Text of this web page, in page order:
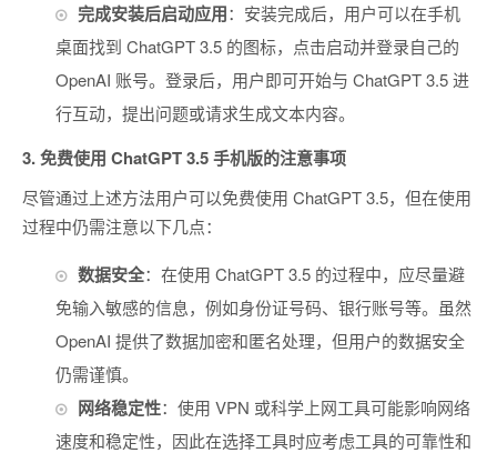
完成安装后启动应用：安装完成后，用户可以在手机
桌面找到 ChatGPT 3.5 的图标，点击启动并登录自己的
OpenAI 账号。登录后，用户即可开始与 ChatGPT 3.5 进
行互动，提出问题或请求生成文本内容。
3.免费使用 ChatGPT 3.5 手机版的注意事项
尽管通过上述方法用户可以免费使用 ChatGPT 3.5，但在使用
过程中仍需注意以下几点：
数据安全：在使用 ChatGPT 3.5 的过程中，应尽量避
免输入敏感的信息，例如身份证号码、银行账号等。虽然
OpenAI 提供了数据加密和匿名处理，但用户的数据安全
仍需谨慎。
网络稳定性：使用 VPN 或科学上网工具可能影响网络
速度和稳定性，因此在选择工具时应考虑工具的可靠性和